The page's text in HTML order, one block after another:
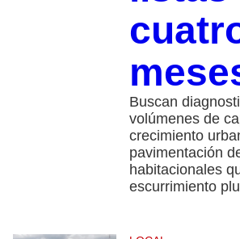
Buscan
volúmenes de
crecimiento
pavimentación
habitacionales
escurrimiento